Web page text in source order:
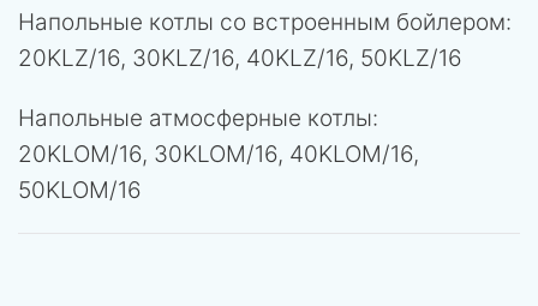
Напольные котлы со встроенным бойлером:
20KLZ/16, 30KLZ/16, 40KLZ/16, 50KLZ/16
Напольные атмосферные котлы:
20KLOM/16, 30KLOM/16, 40KLOM/16,
50KLOM/16